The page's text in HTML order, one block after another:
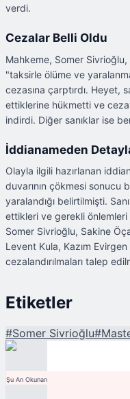
verdi.
Cezalar Belli Oldu
Mahkeme, Somer
"taksirle ölüme ve
cezasına çarptırdı. Heyet,
ettiklerine hükmetti ve
indirdi. Diğer sanıklar ise
İddianameden
Olayla ilgili hazırlanan
duvarının çökmesi sonucu
yaralandığı belirtilmişti.
ettikleri ve gerekli önlemleri
Somer Sivrioğlu, Sakine
Levent Kula, Kazım
cezalandırılmaları talep
Etiketler
#Somer Sivrioğlu#
Şu An Okunan